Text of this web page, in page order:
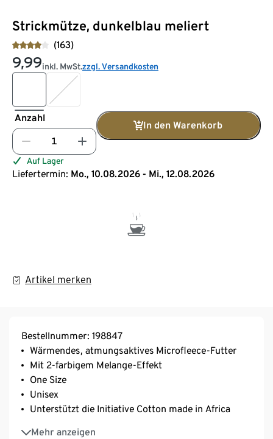
Strickmütze, dunkelblau meliert
(163)
9,99inkl. MwSt.zzgl. Versandkosten
Anzahl
In den Warenkorb
Auf Lager
Liefertermin: Mo., 10.08.2026 - Mi., 12.08.2026
Artikel merken
Bestellnummer: 198847
Wärmendes, atmungsaktives Microfleece-Futter
Mit 2-farbigem Melange-Effekt
One Size
Unisex
Unterstützt die Initiative Cotton made in Africa
Mehr anzeigen
Diese Mütze unterstützt die Farmer*innen.